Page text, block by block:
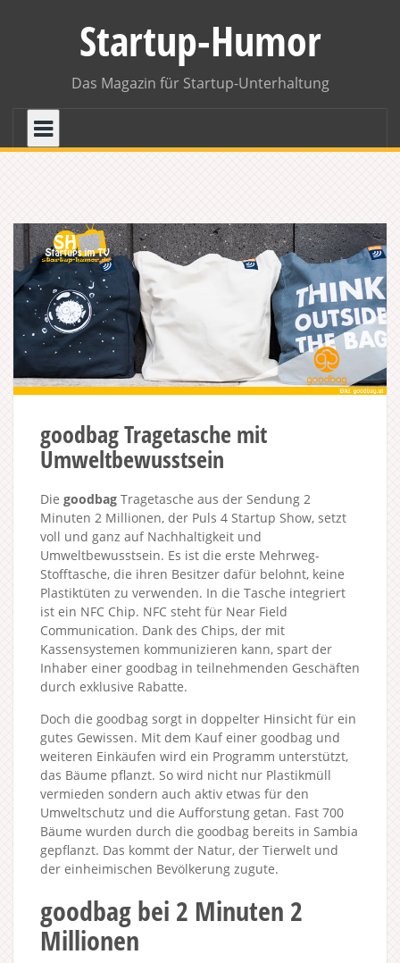
Startup-Humor
Das Magazin für Startup-Unterhaltung
goodbag Tragetasche mit
Umweltbewusstsein
Die goodbag Tragetasche aus der Sendung 2
Minuten 2 Millionen, der Puls 4 Startup Show, setzt
voll und ganz auf Nachhaltigkeit und
Umweltbewusstsein. Es ist die erste Mehrweg-
Stofftasche, die ihren Besitzer dafür belohnt, keine
Plastiktüten zu verwenden. In die Tasche integriert
ist ein NFC Chip. NFC steht für Near Field
Communication. Dank des Chips, der mit
Kassensystemen kommunizieren kann, spart der
Inhaber einer goodbag in teilnehmenden Geschäften
durch exklusive Rabatte.
Doch die goodbag sorgt in doppelter Hinsicht für ein
gutes Gewissen. Mit dem Kauf einer goodbag und
weiteren Einkäufen wird ein Programm unterstützt,
das Bäume pflanzt. So wird nicht nur Plastikmüll
vermieden sondern auch aktiv etwas für den
Umweltschutz und die Aufforstung getan. Fast 700
Bäume wurden durch die goodbag bereits in Sambia
gepflanzt. Das kommt der Natur, der Tierwelt und
der einheimischen Bevölkerung zugute.
goodbag bei 2 Minuten 2
Millionen